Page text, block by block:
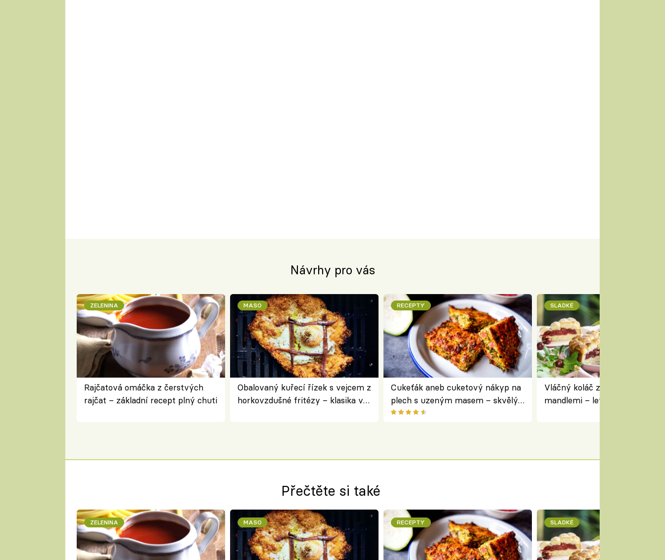
Návrhy pro vás
ZELENINA
Rajčatová omáčka z čerstvých
rajčat – základní recept plný chuti
MASO
Obalovaný kuřecí řízek s vejcem z
horkovzdušné fritézy – klasika v
RECEPTY
Cukeťák aneb cuketový nákyp na
plech s uzeným masem – skvělý
způsob, jak zpracovat přerostlé
SLADKÉ
Vláčný koláč z jogurtu s
mandlemi – letní moučník ke
Přečtěte si také
ZELENINA MASO RECEPTY SLADKÉ